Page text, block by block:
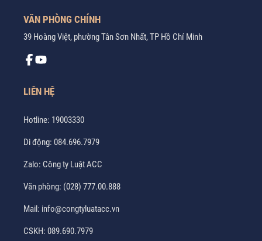
VĂN PHÒNG CHÍNH
39 Hoàng Việt, phường Tân Sơn Nhất, TP Hồ Chí Minh
LIÊN HỆ
Hotline: 19003330
Di động: 084.696.7979
Zalo: Công ty Luật ACC
Văn phòng: (028) 777.00.888
Mail: info@congtyluatacc.vn
CSKH: 089.690.7979